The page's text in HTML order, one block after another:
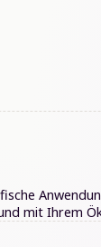
mit Ihrem